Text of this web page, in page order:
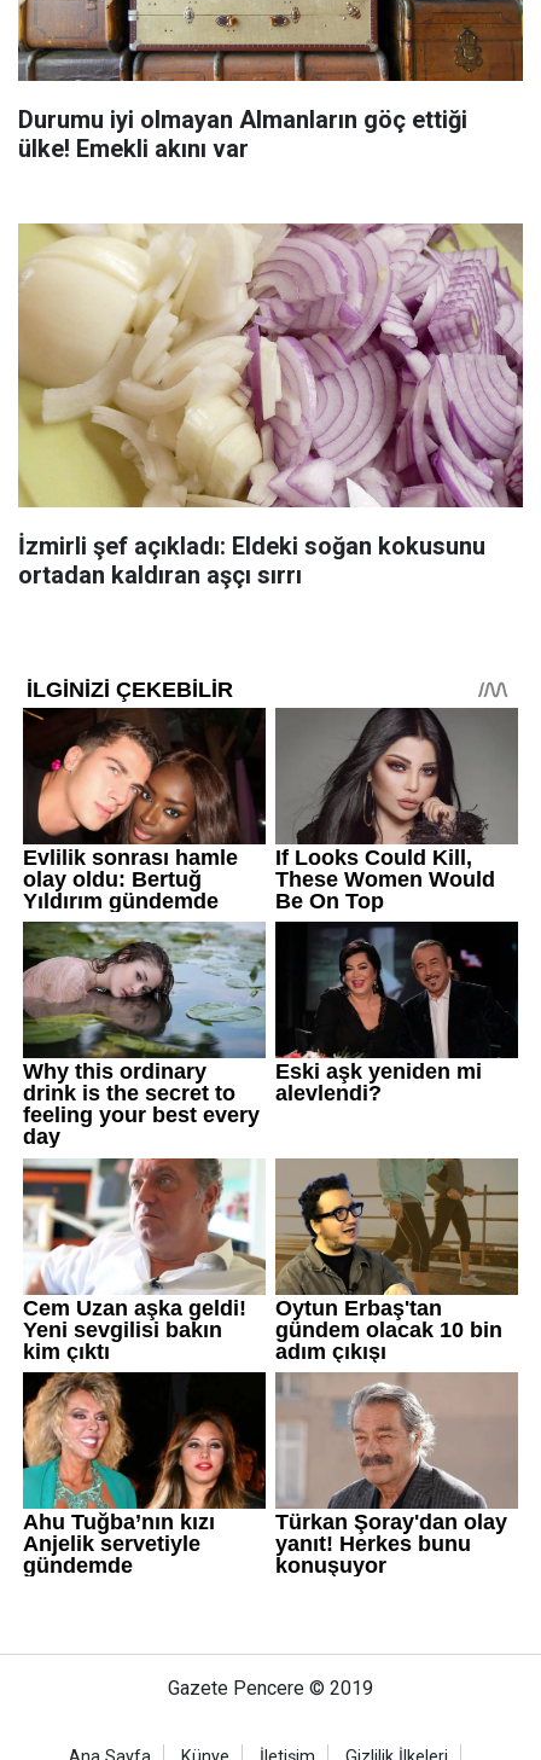
Durumu iyi olmayan Almanların göç ettiği
ülke! Emekli akını var
İzmirli şef açıkladı: Eldeki soğan kokusunu
ortadan kaldıran aşçı sırrı
Gazete Pencere © 2019